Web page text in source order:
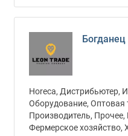
Horeca, Дистрибьютер,
Оборудование, Оптовая
Производитель, Прочее,
Фермерское хозяйство,